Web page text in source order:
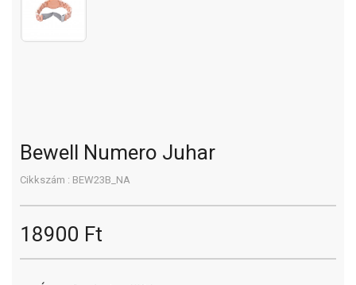
Bewell Numero Juhar
Cikkszám : BEW23B_NA
18900 Ft